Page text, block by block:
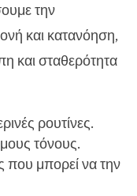
την
και κατανόηση,
και σταθερότητα
ρουτίνες.
τόνους.
που μπορεί να την